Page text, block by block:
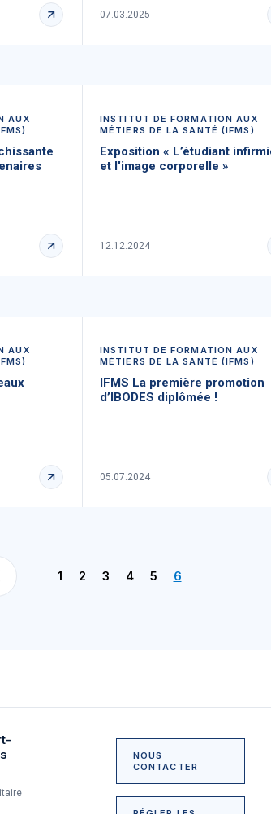
07.03.2025
AUX
INSTITUT DE FORMATION AUX
MÉTIERS DE LA SANTÉ (IFMS)
Exposition « L’étudiant
et l'image corporelle »
12.12.2024
AUX
INSTITUT DE FORMATION AUX
MÉTIERS DE LA SANTÉ (IFMS)
IFMS La première promotion
d’IBODES diplômée !
05.07.2024
1 2 3 4 5 6
NOUS
CONTACTER